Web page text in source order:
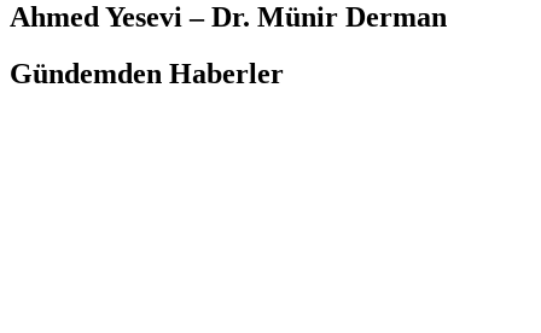
Ahmed Yesevi – Dr. Münir Derman
Gündemden Haberler